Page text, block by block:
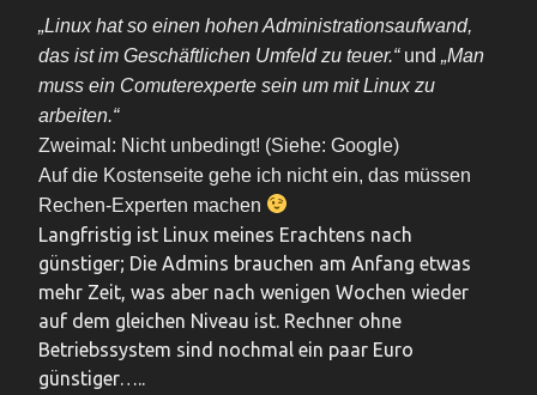
„Linux hat so einen hohen Administrationsaufwand,
das ist im Geschäftlichen Umfeld zu teuer.“und „Man
muss ein Comuterexperte sein um mit Linux zu
arbeiten.“
Zweimal: Nicht unbedingt! (Siehe: Google)
Auf die Kostenseite gehe ich nicht ein, das müssen
Rechen-Experten machen
Langfristig ist Linux meines Erachtens nach
günstiger; Die Admins brauchen am Anfang etwas
mehr Zeit, was aber nach wenigen Wochen wieder
auf dem gleichen Niveau ist. Rechner ohne
Betriebssystem sind nochmal ein paar Euro
günstiger…..